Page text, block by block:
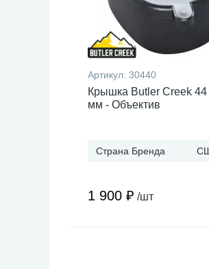
Артикул: 30440
Крышка Butler Creek 44
мм - Объектив
Страна Бренда
1 900 ₽ /шт